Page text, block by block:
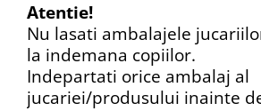
Atentie!
Nu lasati ambalajele
la indemana copiilor.
Indepartati orice ambalaj al
jucariei/produsului inainte